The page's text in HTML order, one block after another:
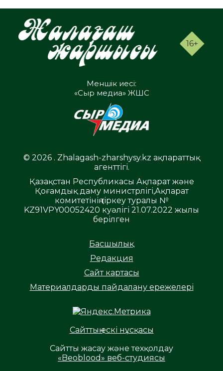
16+
Меншік иесі:
«Сыр медиа» ЖШС
© 2026 . Zhalagash-zharshysy.kz ақпараттық
агенттігі.
Қазақстан Республикасы Ақпарат және
Қоғамдық даму министрлігі,Ақпарат
комитетінің тіркеу туралы №
KZ91VPY00052420 куәлігі 21.07.2022 жылы
берілген
Басшылық
Редакция
Сайт картасы
Материалдарды пайдалану ережелері
Сайттың ескі нұсқасы
Сайтты жасау және техқолдау
«Beoblood» веб-студиясы